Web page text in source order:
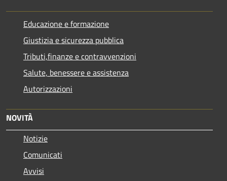
Educazione e formazione
Giustizia e sicurezza pubblica
Tributi,finanze e contravvenzioni
Salute, benessere e assistenza
Autorizzazioni
NOVITÀ
Notizie
Comunicati
Avvisi